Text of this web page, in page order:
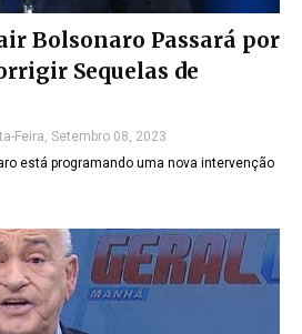
Bolsonaro Passará por
Sequelas de
Feira, Setembro 08, 2023
está programando uma nova intervenção